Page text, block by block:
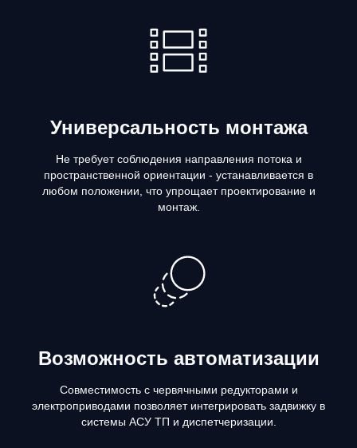
Универсальность монтажа
Не требует соблюдения направления потока и
пространственной ориентации - устанавливается в
любом положении, что упрощает проектирование и
монтаж.
Возможность автоматизации
Совместимость с червячными редукторами и
электроприводами позволяет интегрировать задвижку в
системы АСУ ТП и диспетчеризации.